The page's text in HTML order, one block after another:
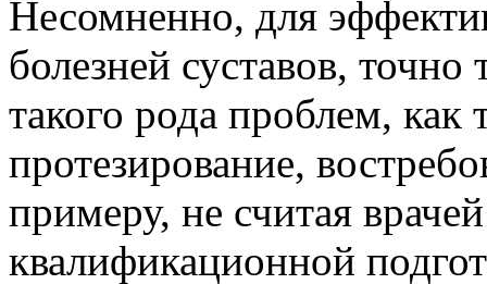
Несомненно, для
болезней суставов,
такого рода проблем,
протезирование,
примеру, не считая
квалификационной